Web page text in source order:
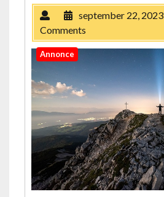
september 22, 2023
Comments
Annonce